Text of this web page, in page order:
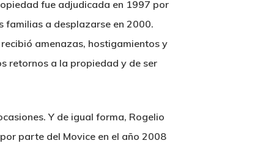
fue adjudicada en 1997 por
familias a desplazarse en 2000.
amenazas, hostigamientos y
retornos a la propiedad y de ser
Y de igual forma, Rogelio
parte del Movice en el año 2008